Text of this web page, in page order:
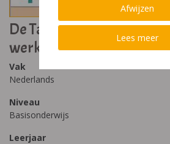
De Taalkanjers Twist 3de
werkboek
Vak
Nederlands
Niveau
Basisonderwijs
Leerjaar
Afwijzen
Lees meer